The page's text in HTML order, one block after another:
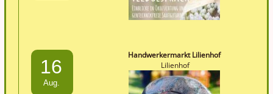
16
Aug.
Handwerkermarkt Lilienhof
Lilienhof